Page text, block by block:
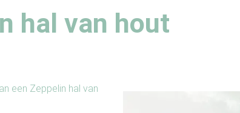
hal van hout
een Zeppelin hal van